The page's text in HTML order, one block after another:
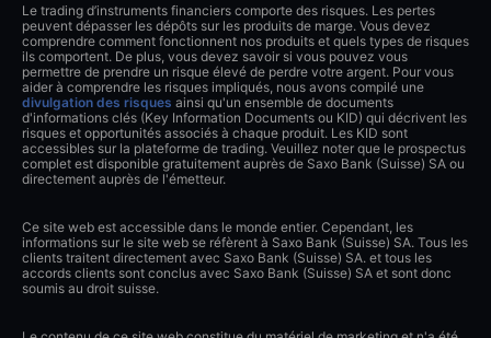
Le trading d’instruments financiers comporte des risques. Les pertes
peuvent dépasser les dépôts sur les produits de marge. Vous devez
comprendre comment fonctionnent nos produits et quels types de risques
ils comportent. De plus, vous devez savoir si vous pouvez vous
permettre de prendre un risque élevé de perdre votre argent. Pour vous
aider à comprendre les risques impliqués, nous avons compilé une
divulgation des risques ainsi qu'un ensemble de documents
d'informations clés (Key Information Documents ou KID) qui décrivent les
risques et opportunités associés à chaque produit. Les KID sont
accessibles sur la plateforme de trading. Veuillez noter que le prospectus
complet est disponible gratuitement auprès de Saxo Bank (Suisse) SA ou
directement auprès de l'émetteur.
Ce site web est accessible dans le monde entier. Cependant, les
informations sur le site web se réfèrent à Saxo Bank (Suisse) SA. Tous les
clients traitent directement avec Saxo Bank (Suisse) SA. et tous les
accords clients sont conclus avec Saxo Bank (Suisse) SA et sont donc
soumis au droit suisse.